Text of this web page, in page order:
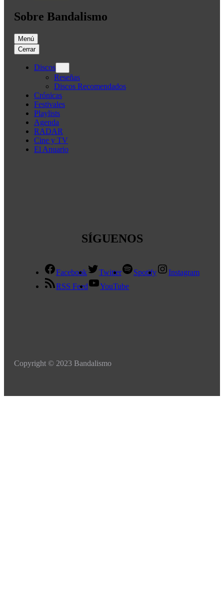
Sobre Bandalismo
Menú
Cerrar
Discos
Reseñas
Discos Recomendados
Crónicas
Festivales
Playlists
Agenda
RADAR
Cine y TV
El Anuario
SÍGUENOS
Facebook Twitter Spotify
Instagram
RSS Feed
YouTube
Copyright © 2023 Bandalismo